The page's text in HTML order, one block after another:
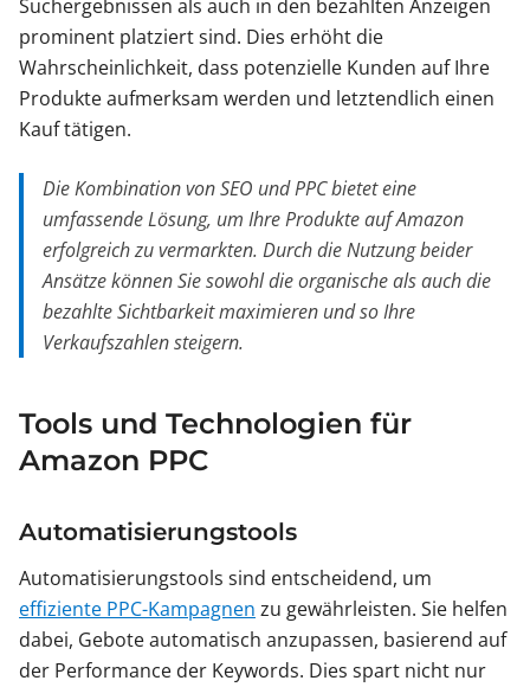
Suchergebnissen als auch in den bezahlten Anzeigen
prominent platziert sind. Dies erhöht die
Wahrscheinlichkeit, dass potenzielle Kunden auf Ihre
Produkte aufmerksam werden und letztendlich einen
Kauf tätigen.
Die Kombination von SEO und PPC bietet eine
umfassende Lösung, um Ihre Produkte auf Amazon
erfolgreich zu vermarkten. Durch die Nutzung beider
Ansätze können Sie sowohl die organische als auch die
bezahlte Sichtbarkeit maximieren und so Ihre
Verkaufszahlen steigern.
Tools und Technologien für
Amazon PPC
Automatisierungstools
Automatisierungstools sind entscheidend, um
effiziente PPC-Kampagnen zu gewährleisten. Sie helfen
dabei, Gebote automatisch anzupassen, basierend auf
der Performance der Keywords. Dies spart nicht nur